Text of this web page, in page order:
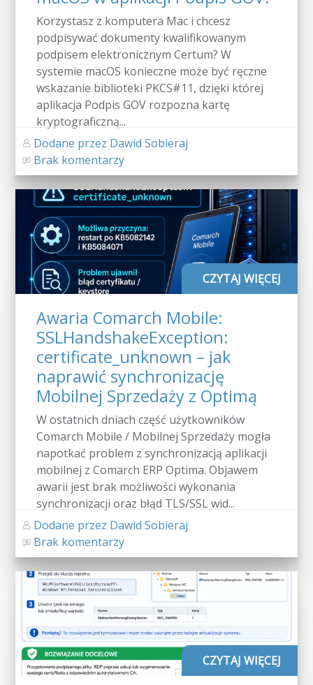
Korzystasz z komputera Mac i chcesz
podpisywać dokumenty kwalifikowanym
podpisem elektronicznym Certum? W
systemie macOS konieczne może być ręczne
wskazanie biblioteki PKCS#11, dzięki której
aplikacja Podpis GOV rozpozna kartę
kryptograficzną...
Dodane przez Dawid Sobieraj
Brak komentarzy
CZYTAJ WIĘCEJ
Awaria Comarch Mobile:
SSLHandshakeException:
certificate_unknown – jak
naprawić synchronizację
Mobilnej Sprzedaży z Optimą
W ostatnich dniach część użytkowników
Comarch Mobile / Mobilnej Sprzedaży mogła
napotkać problem z synchronizacją aplikacji
mobilnej z Comarch ERP Optima. Objawem
awarii jest brak możliwości wykonania
synchronizacji oraz błąd TLS/SSL wid...
Dodane przez Dawid Sobieraj
Brak komentarzy
CZYTAJ WIĘCEJ